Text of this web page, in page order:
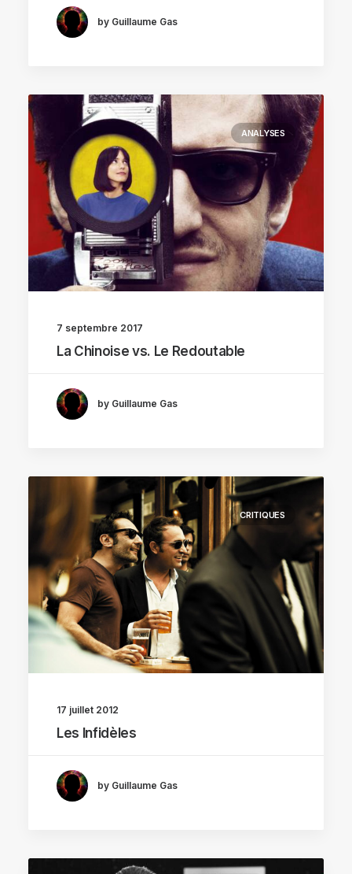
by Guillaume Gas
ANALYSES
7 septembre 2017
La Chinoise vs. Le Redoutable
by Guillaume Gas
CRITIQUES
17 juillet 2012
Les Infidèles
by Guillaume Gas